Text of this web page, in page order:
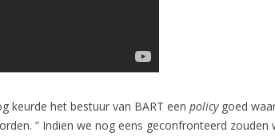
keurde het bestuur van BART een policygoed
” Indien we nog eens geconfronteerd